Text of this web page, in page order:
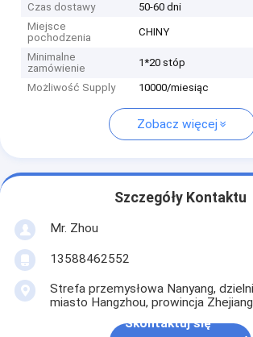
Czas dostawy
50-60 dni
Miejsce
pochodzenia
CHINY
Minimalne
zamówienie
1*20 stóp
Możliwość Supply 10000/miesiąc
Zobacz więcej
Szczegóły Kontaktu
Mr. Zhou
13588462552
Strefa przemysłowa Nanyang,
miasto Hangzhou, prowincja
Skontaktuj się